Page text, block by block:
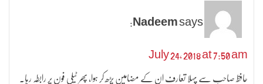
Nadeem says:
July 24, 2018 at 7:50 am
حافظ صاحب سے پہلا تعارف ان کے مضامین پڑھ کر ہوا، پھر ٹیلی فون پر رابطہ رہا۔